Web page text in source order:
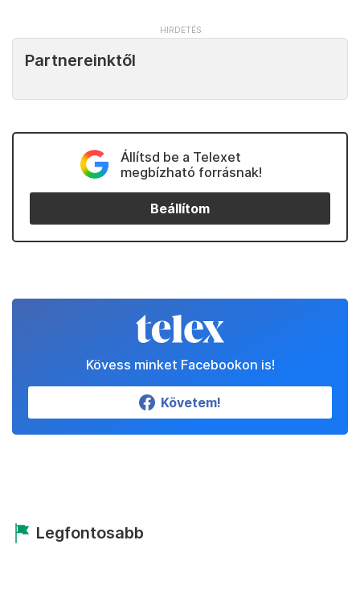
Partnereinktől
Állítsd be a Telexet
megbízható forrásnak!
Beállítom
Kövess minket Facebookon is!
Követem!
Legfontosabb